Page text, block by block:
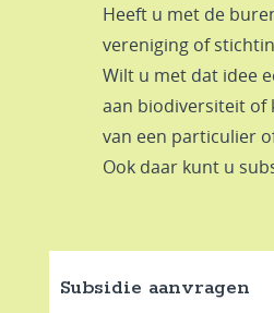
Heeft u met de
vereniging of
Wilt u met dat idee
aan biodiversiteit of
van een particulier
Ook daar kunt u
Subsidie aanvragen